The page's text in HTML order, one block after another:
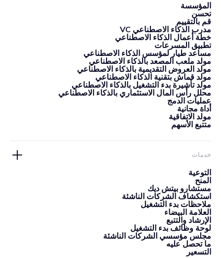
المؤسسة
تحسن
قم بالتقييم
مدرب الذكاء الاصطناعي VC
خطة أعمال الذكاء الاصطناعي
تطبيق المسرعات
مساعد طيار لمؤسس الذكاء الاصطناعي
مولد ملعب المصعد بالذكاء الاصطناعي
مولد العروض التقديمية بالذكاء الاصطناعي
مولد قماش بتقنية الذكاء الاصطناعي
مولد تأشيرة بدء التشغيل بالذكاء الاصطناعي
محلل رأس المال الاستثماري بالذكاء الاصطناعي
عمليات الدمج
أداة مجانية
مولد الاتفاقية
متتبع الأسهم
خدمات
التوعية
المنح
مستشارو بيتش ديك
استكشاف الشركات الناشئة
ملاحظات بدء التشغيل
العلامة البيضاء
الإرشاد والتتبع
لوحة وظائف بدء التشغيل
مجلس مؤسسي الشركات الناشئة
ما تحصل عليه
التسعير